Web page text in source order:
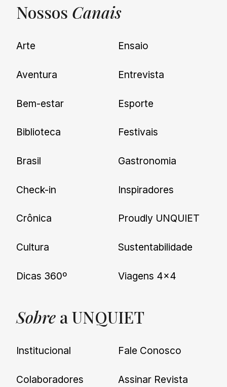
UNQUIET
Newsletter
nossas novidades.
Nossos Canais
Arte
Aventura
Bem-estar
Biblioteca
Brasil
Check-in
Crônica
Cultura
Dicas 360º
Ensaio
Entrevista
Esporte
Festivais
Gastronomia
Inspiradores
Proudly UNQUIET
Sustentabilidade
Viagens 4×4
Sobre a UNQUIET
Institucional
Colaboradores
Fale Conosco
Assinar Revista